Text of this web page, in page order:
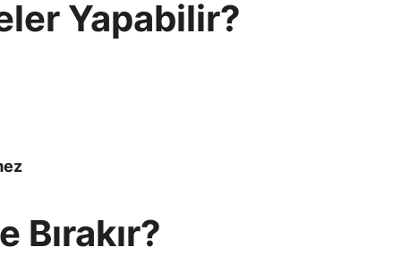
Yapabilir?
Bırakır?